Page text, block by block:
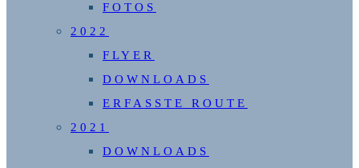
FOTOS
2022
FLYER
DOWNLOADS
ERFASSTE ROUTE
2021
DOWNLOADS